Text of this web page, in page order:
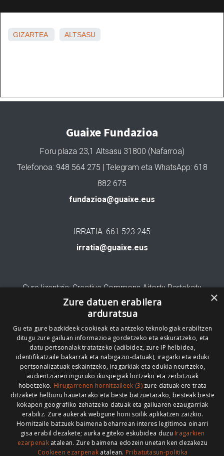
GIZARTEA ALTSASU
Guaixe Fundazioa
Foru plaza 23,1 Altsasu 31800 (Nafarroa)
Telefonoa: 948 564 275 | Telegram eta WhatsApp: 618
882 675
fundazioa@guaixe.eus
IRRATIA: 661 523 245
irratia@guaixe.eus
Gure lizentzia: Creative Commons Aitortu Partekatu
Codesyntaxek garatua
HONI BURUZ LEGE OHARRA PUBLIZITATEA
ARAUAK HARREMANETARAKO RSS
>
×
Zure datuen erabilera
arduratsua
Gu eta gure bazkideek cookieak eta antzeko teknologiak erabiltzen
ditugu zure gailuan informazioa gordetzeko eta eskuratzeko, eta
datu pertsonalak tratatzeko (adibidez, zure IP helbidea,
identifikatzaile bakarrak eta nabigazio-datuak), iragarki eta eduki
pertsonalizatuak eskaintzeko, iragarkiak eta edukia neurtzeko,
audientziaren inguruko ikuspegiak lortzeko eta zerbitzuak
hobetzeko. Hirugarrenen hornitzaileek (3)zure datuak ere trata
ditzakete helburu hauetarako eta beste batzuetarako, besteak beste
kokapen geografiko zehatzeko datuak eta gailuaren ezaugarriak
erabiliz. Zure aukerak webgune honi soilik aplikatzen zaizkio.
Hornitzaile batzuek baimena beharrean interes legitimoa oinarri
gisa erabil dezakete; aurka egiteko eskubidea duzu Iragarkien
ezarpenakatalean. Zure baimena edozein unetan ken dezakezu
Cookieen ezarpenak atalean. Pribatutasun-politika